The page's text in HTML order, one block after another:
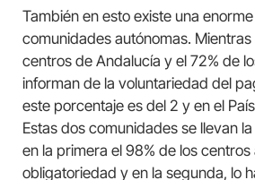
También en esto existe una
comunidades autónomas. Mientras
centros de Andalucía y el 72% de
informan de la voluntariedad del
este porcentaje es del 2 y en el
Estas dos comunidades se llevan
en la primera el 98% de los centros
obligatoriedad y en la segunda, lo